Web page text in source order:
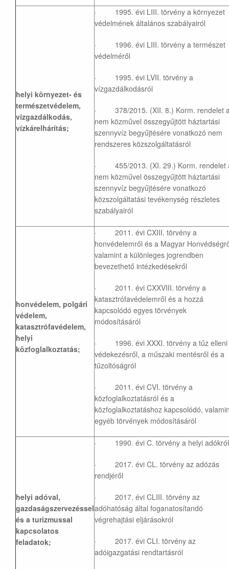
helyi környezet- és
természetvédelem,
vízgazdálkodás,
vízkárelhárítás;
· 1995. évi LIII. törvény a környezet
védelmének általános szabályairól
· 1996. évi LIII. törvény a természet
védelméről
· 1995. évi LVII. törvény a
vízgazdálkodásról
· 378/2015. (XII. 8.) Korm. rendelet
nem közművel összegyűjtött háztartási
szennyvíz begyűjtésére vonatkozó nem
rendszeres közszolgáltatásról
· 455/2013. (XI. 29.) Korm. rendelet
nem közművel összegyűjtött háztartási
szennyvíz begyűjtésére vonatkozó
közszolgáltatási tevékenység részletes
szabályairól
honvédelem, polgári
védelem,
katasztrófavédelem,
helyi
közfoglalkoztatás;
· 2011. évi CXIII. törvény a
honvédelemről és a Magyar
valamint a különleges jogrendben
bevezethető intézkedésekről
· 2011. évi CXXVIII. törvény a
katasztrófavédelemről és a hozzá
kapcsolódó egyes törvények
módosításáról
· 1996. évi XXXI. törvény a tűz elleni
védekezésről, a műszaki mentésről és a
tűzoltóságról
· 2011. évi CVI. törvény a
közfoglalkoztatásról és a
közfoglalkoztatáshoz kapcsolódó,
egyéb törvények módosításáról
helyi adóval,
gazdaságszervezéssel
és a turizmussal
kapcsolatos
feladatok;
· 1990. évi C. törvény a helyi adókról
· 2017. évi CL. törvény az adózás
rendjéről
· 2017. évi CLIII. törvény az
adóhatóság által foganatosítandó
végrehajtási eljárásokról
· 2017. évi CLI. törvény az
adóigazgatási rendtartásról